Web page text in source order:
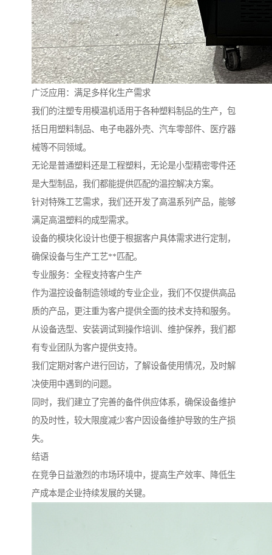
广泛应用：满足多样化生产需求
我们的注塑专用模温机适用于各种塑料制品的生产，包
括日用塑料制品、电子电器外壳、汽车零部件、医疗器
械等不同领域。
无论是普通塑料还是工程塑料，无论是小型精密零件还
是大型制品，我们都能提供匹配的温控解决方案。
针对特殊工艺需求，我们还开发了高温系列产品，能够
满足高温塑料的成型需求。
设备的模块化设计也便于根据客户具体需求进行定制，
确保设备与生产工艺**匹配。
专业服务：全程支持客户生产
作为温控设备制造领域的专业企业，我们不仅提供高品
质的产品，更注重为客户提供全面的技术支持和服务。
从设备选型、安装调试到操作培训、维护保养，我们都
有专业团队为客户提供支持。
我们定期对客户进行回访，了解设备使用情况，及时解
决使用中遇到的问题。
同时，我们建立了完善的备件供应体系，确保设备维护
的及时性，较大限度减少客户因设备维护导致的生产损
失。
结语
在竞争日益激烈的市场环境中，提高生产效率、降低生
产成本是企业持续发展的关键。